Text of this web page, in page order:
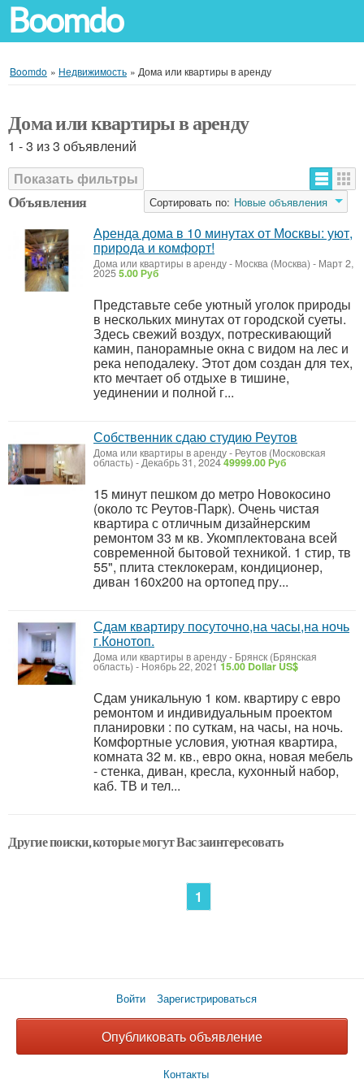
Boomdo
Boomdo » Недвижимость » Дома или квартиры в аренду
Дома или квартиры в аренду
1 - 3 из 3 объявлений
Показать фильтры
Сортировать по: Новые объявления
Объявления
Аренда дома в 10 минутах от Москвы: уют,
природа и комфорт!
Дома или квартиры в аренду- Москва (Москва) - Март 2,
20255.00 Руб
Представьте себе уютный уголок природы
в нескольких минутах от городской суеты.
Здесь свежий воздух, потрескивающий
камин, панорамные окна с видом на лес и
река неподалеку. Этот дом создан для тех,
кто мечтает об отдыхе в тишине,
уединении и полной г...
Собственник сдаю студию Реутов
Дома или квартиры в аренду- Реутов (Московская
область) -Декабрь 31, 202449999.00 Руб
15 минут пешком до метро Новокосино
(около тс Реутов-Парк). Очень чистая
квартира с отличным дизайнерским
ремонтом 33 м кв. Укомплектована всей
современной бытовой техникой. 1 стир, тв
55", плита стеклокерам, кондиционер,
диван 160х200 на ортопед пру...
Сдам квартиру посуточно,на часы,на ночь
г.Конотоп.
Дома или квартиры в аренду- Брянск (Брянская
область) - Ноябрь 22, 2021 15.00 Dollar US$
Сдам уникальную 1 ком. квартиру с евро
ремонтом и индивидуальным проектом
планировки : по суткам, на часы, на ночь.
Комфортные условия, уютная квартира,
комната 32 м. кв., евро окна, новая мебель
- стенка, диван, кресла, кухонный набор,
каб. ТВ и тел...
Другие поиски, которые могут Вас заинтересовать
1
Войти Зарегистрироваться
Опубликовать объявление
Контакты